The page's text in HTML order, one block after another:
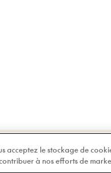
acceptez le stockage de
à nos efforts de